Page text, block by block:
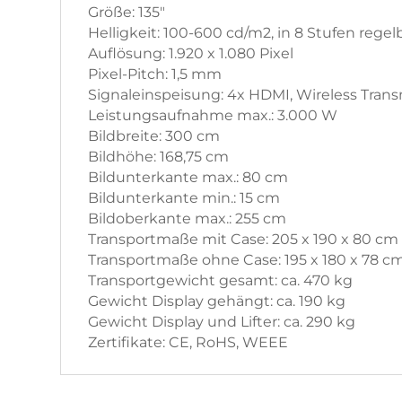
Größe: 135"
Helligkeit: 100-600 cd/m2, in 8 Stufen
Auflösung: 1.920 x 1.080 Pixel
Pixel-Pitch: 1,5 mm
Signaleinspeisung: 4x HDMI, Wireless
Leistungsaufnahme max.: 3.000 W
Bildbreite: 300 cm
Bildhöhe: 168,75 cm
Bildunterkante max.: 80 cm
Bildunterkante min.: 15 cm
Bildoberkante max.: 255 cm
Transportmaße mit Case: 205 x 190 x 80 cm
Transportmaße ohne Case: 195 x 180 x 78
Transportgewicht gesamt: ca. 470 kg
Gewicht Display gehängt: ca. 190 kg
Gewicht Display und Lifter: ca. 290 kg
Zertifikate: CE, RoHS, WEEE